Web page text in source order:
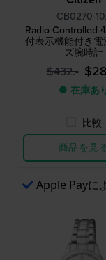
CB0270-
Radio Controlled
付表示機能付き電
ズ腕時計
$432.-
● 在庫あ
比較
商品を見
Apple Payに